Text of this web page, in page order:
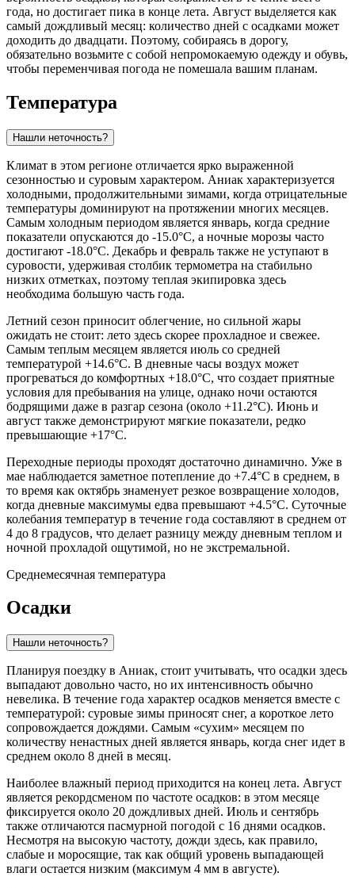
года, но достигает пика в конце лета. Август выделяется как
самый дождливый месяц: количество дней с осадками может
доходить до двадцати. Поэтому, собираясь в дорогу,
обязательно возьмите с собой непромокаемую одежду и обувь,
чтобы переменчивая погода не помешала вашим планам.
Температура
Нашли неточность?
Климат в этом регионе отличается ярко выраженной
сезонностью и суровым характером. Аниак характеризуется
холодными, продолжительными зимами, когда отрицательные
температуры доминируют на протяжении многих месяцев.
Самым холодным периодом является январь, когда средние
показатели опускаются до -15.0°C, а ночные морозы часто
достигают -18.0°C. Декабрь и февраль также не уступают в
суровости, удерживая столбик термометра на стабильно
низких отметках, поэтому теплая экипировка здесь
необходима большую часть года.
Летний сезон приносит облегчение, но сильной жары
ожидать не стоит: лето здесь скорее прохладное и свежее.
Самым теплым месяцем является июль со средней
температурой +14.6°C. В дневные часы воздух может
прогреваться до комфортных +18.0°C, что создает приятные
условия для пребывания на улице, однако ночи остаются
бодрящими даже в разгар сезона (около +11.2°C). Июнь и
август также демонстрируют мягкие показатели, редко
превышающие +17°C.
Переходные периоды проходят достаточно динамично. Уже в
мае наблюдается заметное потепление до +7.4°C в среднем, в
то время как октябрь знаменует резкое возвращение холодов,
когда дневные максимумы едва превышают +4.5°C. Суточные
колебания температур в течение года составляют в среднем от
4 до 8 градусов, что делает разницу между дневным теплом и
ночной прохладой ощутимой, но не экстремальной.
Среднемесячная температура
Осадки
Нашли неточность?
Планируя поездку в Аниак, стоит учитывать, что осадки здесь
выпадают довольно часто, но их интенсивность обычно
невелика. В течение года характер осадков меняется вместе с
температурой: суровые зимы приносят снег, а короткое лето
сопровождается дождями. Самым «сухим» месяцем по
количеству ненастных дней является январь, когда снег идет в
среднем около 8 дней в месяц.
Наиболее влажный период приходится на конец лета. Август
является рекордсменом по частоте осадков: в этом месяце
фиксируется около 20 дождливых дней. Июль и сентябрь
также отличаются пасмурной погодой с 16 днями осадков.
Несмотря на высокую частоту, дожди здесь, как правило,
слабые и моросящие, так как общий уровень выпадающей
влаги остается низким (максимум 4 мм в августе).